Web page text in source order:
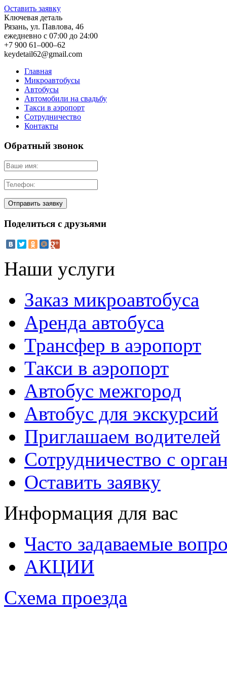
Оставить заявку
Ключевая деталь
Рязань, ул. Павлова, 46
ежедневно с 07:00 до 24:00
+7 900 61–000–62
keydetail62@gmail.com
Главная
Микроавтобусы
Автобусы
Автомобили на свадьбу
Такси в аэропорт
Сотрудничество
Контакты
Обратный звонок
Поделиться с друзьями
Наши услуги
Заказ микроавтобуса
Аренда автобуса
Трансфер в аэропорт
Такси в аэропорт
Автобус межгород
Автобус для экскурсий
Приглашаем водителей
Сотрудничество с
Оставить заявку
Информация для вас
Часто задаваемые
АКЦИИ
Схема проезда